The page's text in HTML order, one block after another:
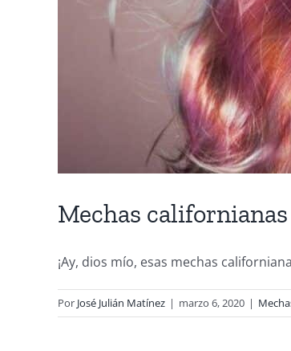
Mechas
¡Ay, dios mío, esas mechas
Por José Julián Matínez | marzo 6, 2020 |